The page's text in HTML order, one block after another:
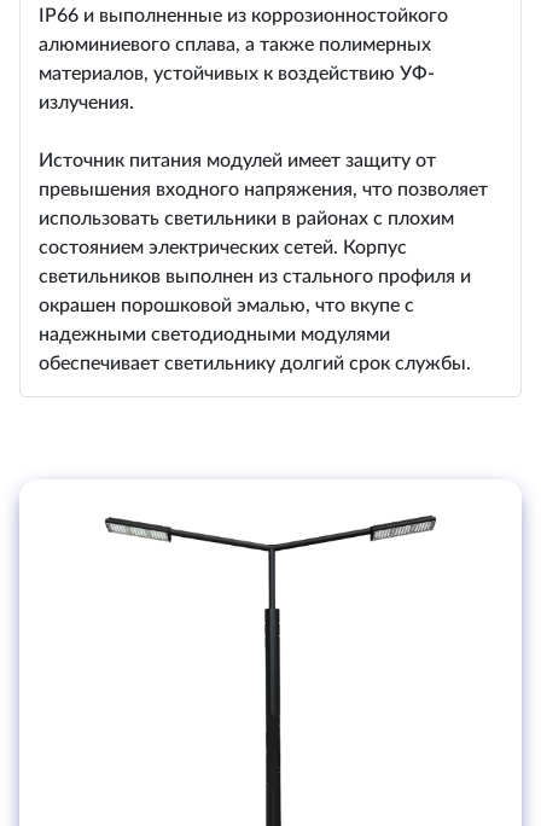
IP66 и выполненные из коррозионностойкого
алюминиевого сплава, а также полимерных
материалов, устойчивых к воздействию УФ-
излучения.
Источник питания модулей имеет защиту от
превышения входного напряжения, что позволяет
использовать светильники в районах с плохим
состоянием электрических сетей. Корпус
светильников выполнен из стального профиля и
окрашен порошковой эмалью, что вкупе с
надежными светодиодными модулями
обеспечивает светильнику долгий срок службы.